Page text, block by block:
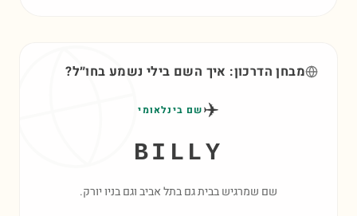
מבחן הדרכון: איך השם בילי נשמע בחו״ל?
✈️שם בינלאומי
BILLY
שם שמרגיש בבית גם בתל אביב וגם בניו יורק.